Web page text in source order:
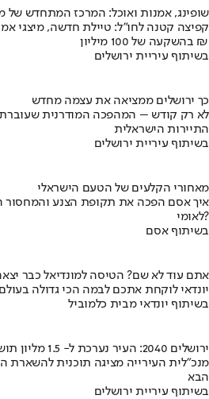
שופינג, אמנות ואוכל: המרכז המתחדש של
קפיצה קטנה לחו"ל: טיילת חדשה, מיצגי
בהשקעה של 100 מיליון ₪
בשיתוף עיריית ירושלים
כך ירושלים ממציאה את עצמה מחדש
לא רק קודש – המהפכה המודרנית
התיירות הישראלית
בשיתוף עיריית ירושלים
מאחורי הקלעים של הטעם הישראלי
לאומי?
בשיתוף אסם
אתם עוד לא שם? הטיסה למונדיאל כבר
יונדאי לוקחת אתכם לבמה הכי גדולה בעולם
בשיתוף יונדאי מבית כלמוביל
ירושלים 2040: העיר נערכת ל- 1.5 מליון תושבים
מנכ"לית העירייה מציגה תוכנית להשארת
הבא
בשיתוף עיריית ירושלים